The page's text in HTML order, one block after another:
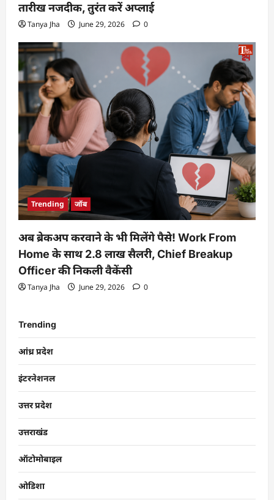
तारीख नजदीक, तुरंत करें अप्लाई
Tanya Jha June 29, 2026 0
Trending जॉब
अब ब्रेकअप करवाने के भी मिलेंगे पैसे! Work From
Home के साथ 2.8 लाख सैलरी, Chief Breakup
Officer की निकली वैकेंसी
Tanya Jha June 29, 2026 0
Trending
आंध्र प्रदेश
इंटरनेशनल
उत्तर प्रदेश
उत्तराखंड
ऑटोमोबाइल
ओडिशा